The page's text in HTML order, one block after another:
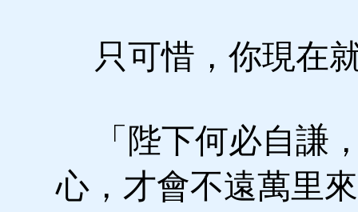
只可惜，你現在
「陛下何必自謙
心，才會不遠萬里